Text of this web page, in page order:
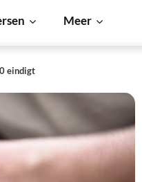
Meer
eindigt